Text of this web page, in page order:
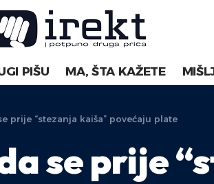
PIŠU MA, ŠTA KAŽETE
prije “stezanja kaiša” povećaju plate
se prije